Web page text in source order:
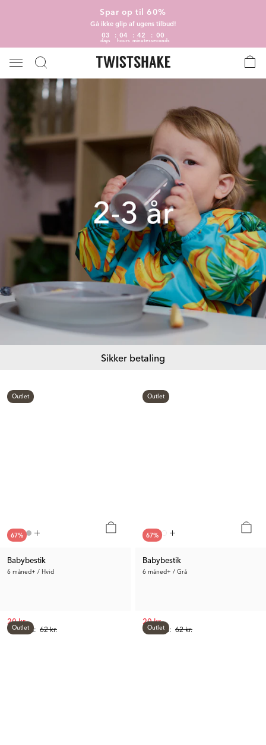
Spar op til 60%
Gå ikke glip af ugens tilbud!
03
days
04
hours
42
minutes
00
seconds
Sikker betaling
Outlet
67%
Babybestik
6 måned+ / Hvid
Tidl. Pris: 62 kr.
20 kr.
Outlet
67%
Babybestik
6 måned+ / Grå
Tidl. Pris: 62 kr.
20 kr.
Outlet Outlet